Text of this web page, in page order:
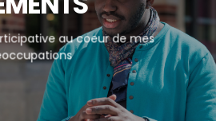
au coeur de mes